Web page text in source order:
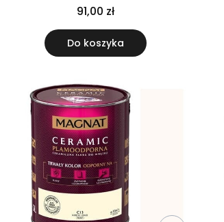
91,00 zł
Do koszyka